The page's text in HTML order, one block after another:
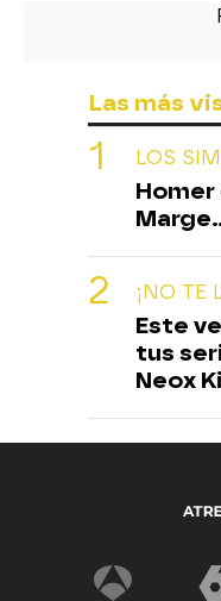
Las más
LOS
¡NO TE
Este
tus
Neox